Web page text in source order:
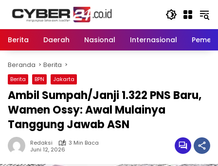
Berita
Daerah Nasional Internasional
Beranda Berita
Berita BPN Jakarta
Ambil Sumpah/Janji 1.322 PNS Baru,
Wamen Ossy: Awal Mulainya
Tanggung Jawab ASN
Redaksi
3 Min Baca
Juni 12, 2026